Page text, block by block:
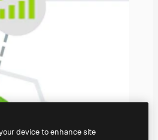
device to enhance site